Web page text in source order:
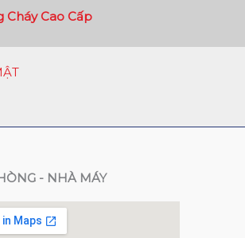
Cháy Cao Cấp
- NHÀ MÁY